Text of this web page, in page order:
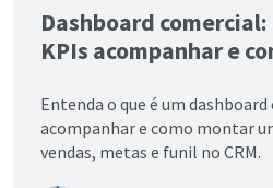
Dashboard
KPIs acompanhar e
Entenda o que é um
acompanhar e como montar
vendas, metas e funil no CRM.